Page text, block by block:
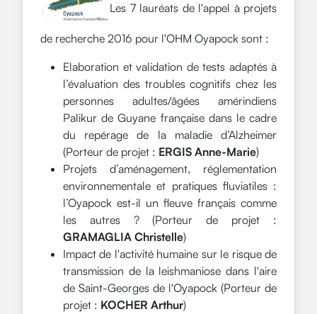
Les 7 lauréats de l'appel à projets
de recherche 2016 pour l'OHM Oyapock sont :
Elaboration et validation de tests adaptés à
l’évaluation des troubles cognitifs chez les
personnes adultes/âgées amérindiens
Palikur de Guyane française dans le cadre
du repérage de la maladie d’Alzheimer
(Porteur de projet : ERGIS Anne-Marie)
Projets d’aménagement, réglementation
environnementale et pratiques fluviatiles :
l’Oyapock est-il un fleuve français comme
les autres ? (Porteur de projet :
GRAMAGLIA Christelle)
Impact de l'activité humaine sur le risque de
transmission de la leishmaniose dans l'aire
de Saint-Georges de l'Oyapock (Porteur de
projet : KOCHER Arthur)